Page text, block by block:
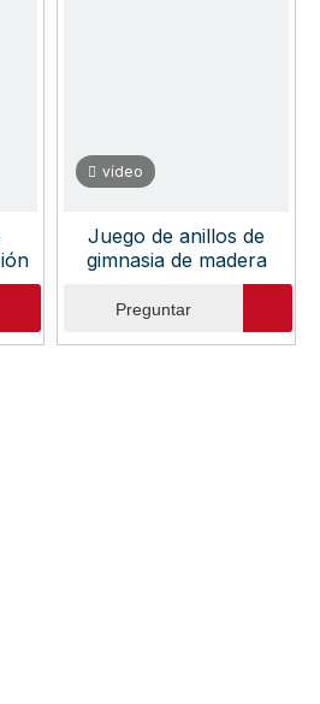
vídeo
Juego de anillos de
gimnasia de madera
Preguntar